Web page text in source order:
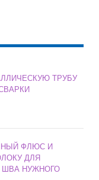
ТРУБУ
ФЛЮС И
ДЛЯ
ШВА НУЖНОГО